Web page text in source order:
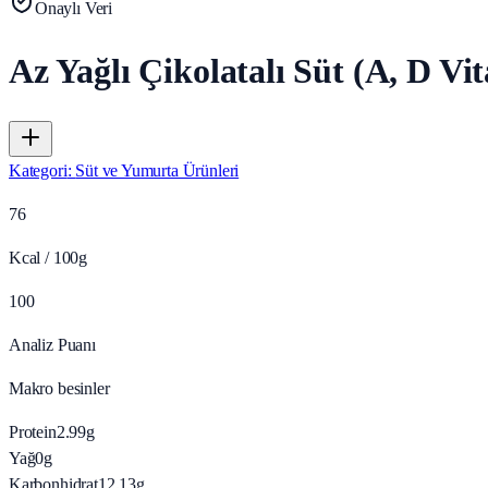
Onaylı Veri
Az Yağlı Çikolatalı Süt (A, D
Kategori: Süt ve Yumurta Ürünleri
76
Kcal / 100g
100
Analiz Puanı
Makro besinler
Protein2.99g
Yağ0g
Karbonhidrat12.13g